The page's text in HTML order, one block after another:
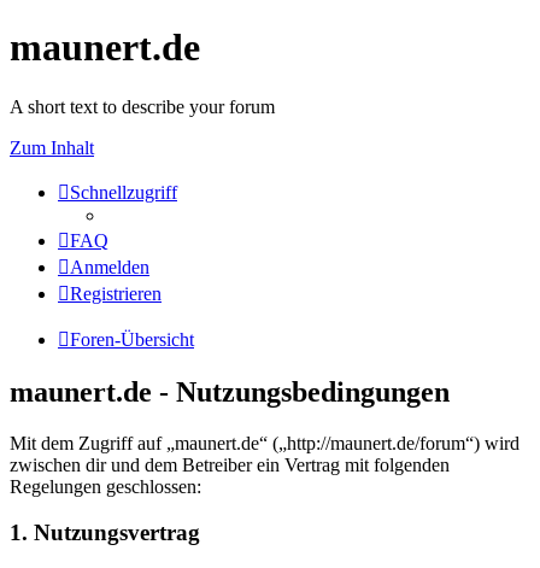
maunert.de
A short text to describe your forum
Zum Inhalt
Schnellzugriff
FAQ
Anmelden
Registrieren
Foren-Übersicht
maunert.de - Nutzungsbedingungen
Mit dem Zugriff auf „maunert.de“ („http://maunert.de/forum“) wird
zwischen dir und dem Betreiber ein Vertrag mit folgenden
Regelungen geschlossen:
1. Nutzungsvertrag